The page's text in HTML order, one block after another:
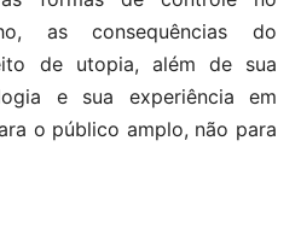
as consequências do
de utopia, além de sua
e sua experiência em
o público amplo, não para